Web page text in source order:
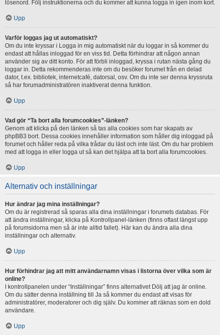
lösenord. Följ instruktionerna och du kommer att kunna logga in igen inom kort.
Upp
Varför loggas jag ut automatiskt?
Om du inte kryssar i Logga in mig automatiskt när du loggar in så kommer du
endast att hållas inloggad för en viss tid. Detta förhindrar att någon annan
använder sig av ditt konto. För att förbli inloggad, kryssa i rutan nästa gång du
loggar in. Detta rekommenderas inte om du besöker forumet från en delad
dator, t.ex. bibliotek, internetcafé, datorsal, osv. Om du inte ser denna kryssruta
så har forumadministratören inaktiverat denna funktion.
Upp
Vad gör “Ta bort alla forumcookies”-länken?
Genom att klicka på den länken så tas alla cookies som har skapats av
phpBB3 bort. Dessa cookies innehåller information som håller dig inloggad på
forumet och håller reda på vilka trådar du läst och inte läst. Om du har problem
med att logga in eller logga ut så kan det hjälpa att ta bort alla forumcookies.
Upp
Alternativ och inställningar
Hur ändrar jag mina inställningar?
Om du är registrerad så sparas alla dina inställningar i forumets databas. För
att ändra inställningar, klicka på Kontrollpanel-länken (finns oftast längst upp
på forumsidorna men så är inte alltid fallet). Här kan du ändra alla dina
inställningar och alternativ.
Upp
Hur förhindrar jag att mitt användarnamn visas i listorna över vilka som är
online?
I kontrollpanelen under “Inställningar” finns alternativet Dölj att jag är online.
Om du sätter denna inställning till Ja så kommer du endast att visas för
administratörer, moderatorer och dig själv. Du kommer att räknas som en dold
användare.
Upp